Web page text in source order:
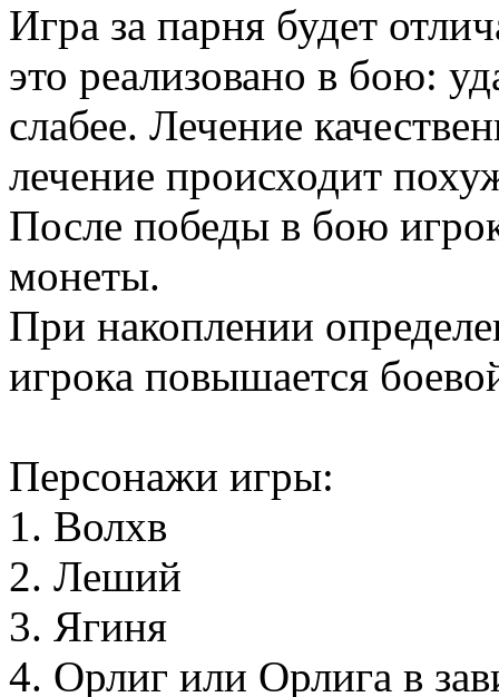
Игра за парня будет
это реализовано в бою:
слабее. Лечение
лечение происходит
После победы в бою
монеты.
При накоплении
игрока повышается
Персонажи игры:
1. Волхв
2. Леший
3. Ягиня
4. Орлиг или Орлига в